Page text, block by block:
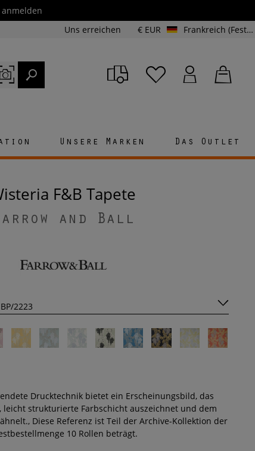
Uns erreichen € EUR Frankreich (Festland und Korsika)
Unsere Marken Das Outlet
Wisteria F&B Tapete
and Ball
Drucktechnik bietet ein Erscheinungsbild, das
leicht strukturierte Farbschicht auszeichnet und dem
Diese Referenz ist Teil der Archive-Kollektion der
10 Rollen beträgt.